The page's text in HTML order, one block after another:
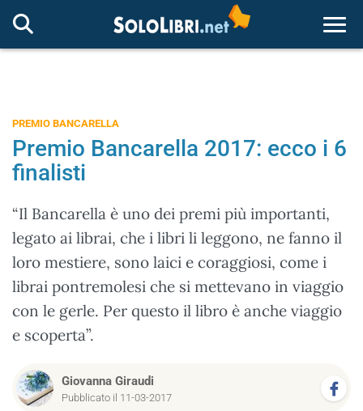
PREMIO BANCARELLA
Premio Bancarella 2017: ecco i 6
finalisti
“Il Bancarella è uno dei premi più importanti,
legato ai librai, che i libri li leggono, ne fanno il
loro mestiere, sono laici e coraggiosi, come i
librai pontremolesi che si mettevano in viaggio
con le gerle. Per questo il libro è anche viaggio
e scoperta”.
Giovanna Giraudi
Pubblicato il 11-03-2017